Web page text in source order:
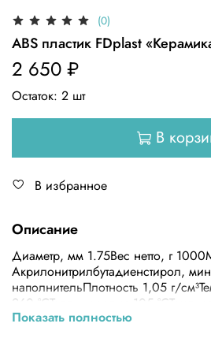
(0)
ABS пластик FDplast
2 650 ₽
Остаток: 2 шт
В
В избранное
Описание
Диаметр, мм 1.75Вес нетто, г
Акрилонитрилбутадиенстирол,
наполнительПлотность 1,05 г/
260 °СТепл. изделия 105 °CТемп.
°ССкорость печати 40 - 50 мм/сВес
Показать полностью